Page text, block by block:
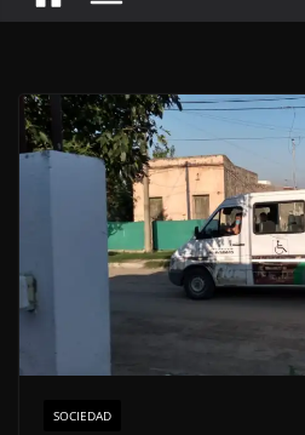
SOCIEDAD